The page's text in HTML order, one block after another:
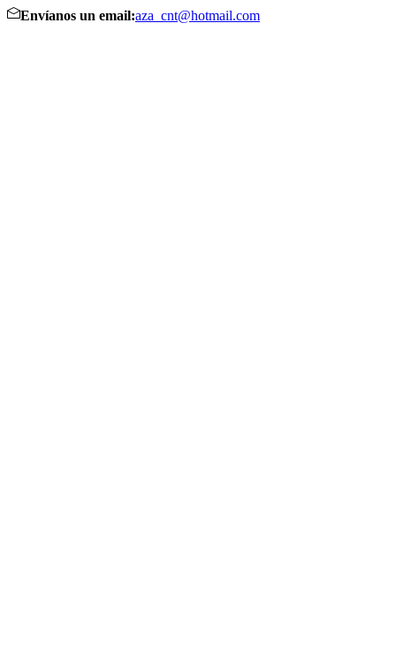
Envíanos un email:aza_cnt@hotmail.com